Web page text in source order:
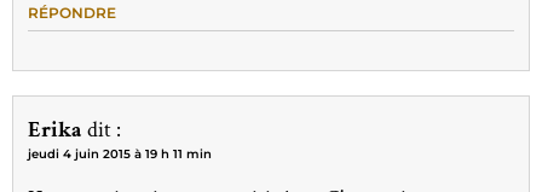
RÉPONDRE
Erika dit :
jeudi 4 juin 2015 à 19 h 11 min